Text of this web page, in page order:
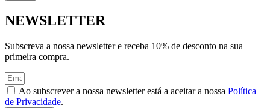
NEWSLETTER
Subscreva a nossa newsletter e receba 10% de desconto na sua
primeira compra.
Ao subscrever a nossa newsletter está a aceitar a nossa Política
de Privacidade.